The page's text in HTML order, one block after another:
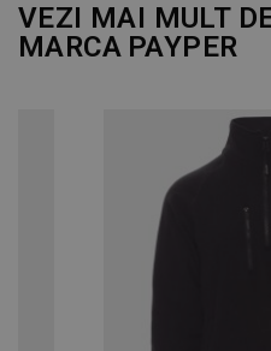
VEZI MAI MULT
MARCA PAYPER
DE
DE